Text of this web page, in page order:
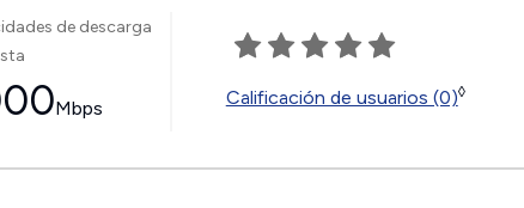
de descarga
Mbps Calificación de usuarios (0)◊